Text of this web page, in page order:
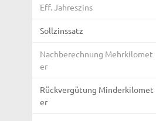
Eff. Jahreszins
Sollzinssatz
Nachberechnung Mehrkilomet
er
Rückvergütung Minderkilomet
er